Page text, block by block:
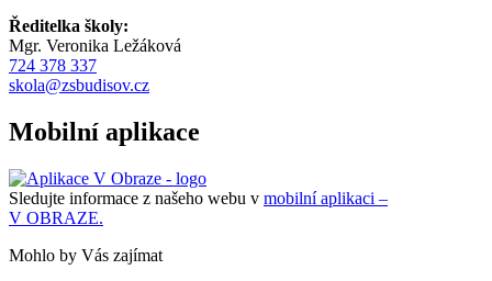
Ředitelka školy:
Mgr. Veronika Ležáková
724 378 337
skola@zsbudisov.cz
Mobilní aplikace
Sledujte informace z našeho webu v mobilní aplikaci –
V OBRAZE.
Mohlo by Vás zajímat